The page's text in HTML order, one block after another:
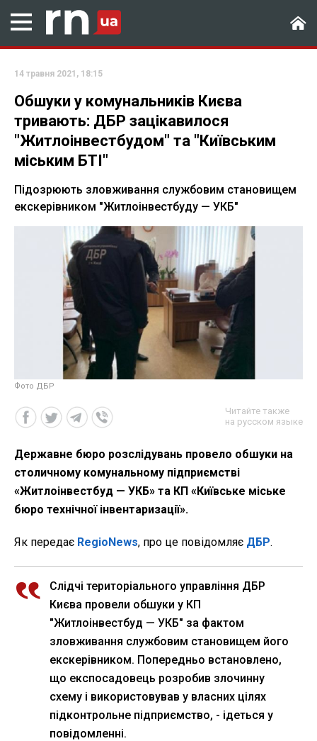
14 травня 2021, 18:15
Обшуки у комунальників Києва
тривають: ДБР зацікавилося
"Житлоінвестбудом" та "Київським
міським БТІ"
Підозрюють зловживання службовим становищем
екскерівником "Житлоінвестбуду — УКБ"
Фото ДБР
Читайте также
на русском языке
Державне бюро розслідувань провело обшуки на
столичному комунальному підприємстві
«Житлоінвестбуд — УКБ» та КП «Київське міське
бюро технічної інвентаризації».
Як передає RegioNews, про це повідомляє ДБР.
Слідчі територіального управління ДБР
Києва провели обшуки у КП
"Житлоінвестбуд — УКБ" за фактом
зловживання службовим становищем його
екскерівником. Попередньо встановлено,
що експосадовець розробив злочинну
схему і використовував у власних цілях
підконтрольне підприємство, - ідеться у
повідомленні.